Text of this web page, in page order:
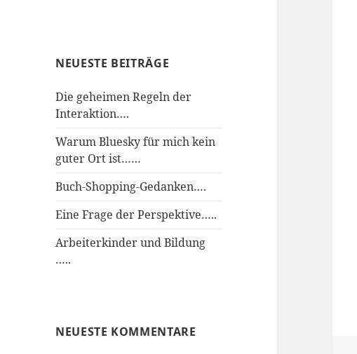
NEUESTE BEITRÄGE
Die geheimen Regeln der
Interaktion….
Warum Bluesky für mich kein
guter Ort ist……
Buch-Shopping-Gedanken….
Eine Frage der Perspektive…..
Arbeiterkinder und Bildung
…..
NEUESTE KOMMENTARE